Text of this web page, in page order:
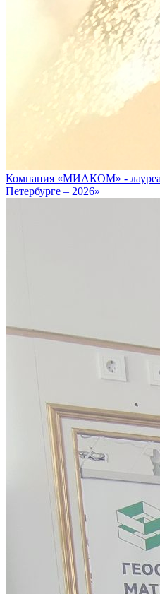
Компания «МИАКОМ» -
Петербурге – 2026»